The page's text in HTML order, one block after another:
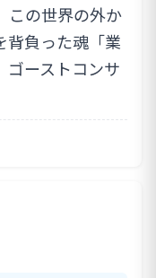
この世界の外か
背負った魂「業
ゴーストコンサ